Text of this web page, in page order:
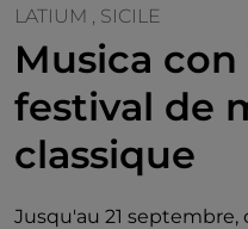
LATIUM , SICILE
Musica con
festival de
classique
Jusqu'au 21 septembre,